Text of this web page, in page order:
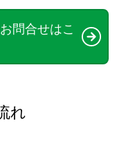
問合せはこ
れ